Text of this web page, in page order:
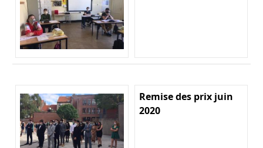
Remise des prix juin
2020